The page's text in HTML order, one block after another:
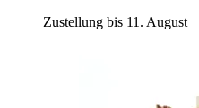
Zustellung bis 11. August